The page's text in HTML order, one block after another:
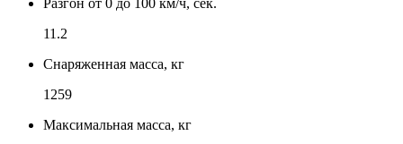
11.2
Снаряженная масса, кг
1259
Максимальная масса, кг